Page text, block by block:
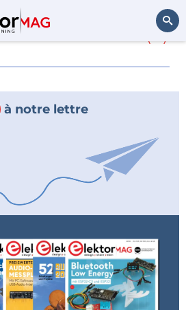
sur (0)
à notre lettre